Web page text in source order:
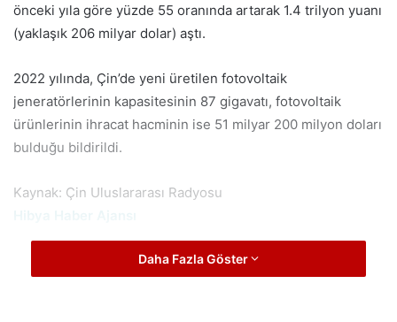
önceki yıla göre yüzde 55 oranında artarak 1.4 trilyon yuanı
(yaklaşık 206 milyar dolar) aştı.
2022 yılında, Çin’de yeni üretilen fotovoltaik
jeneratörlerinin kapasitesinin 87 gigavatı, fotovoltaik
ürünlerinin ihracat hacminin ise 51 milyar 200 milyon doları
bulduğu bildirildi.
Kaynak: Çin Uluslararası Radyosu
Daha Fazla Göster